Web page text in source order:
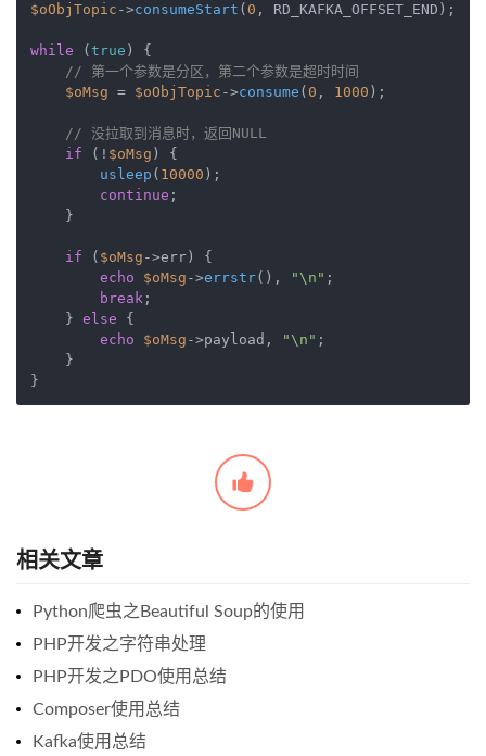
$oObjTopic ->consumeStart ( 0 , RD_KAFKA_OFFSET_END);
while ( true ) {
// 第一个参数是分区，第二个参数是超时时间
$oMsg = $oObjTopic ->consume ( 0 , 1000 );
// 没拉取到消息时，返回NULL
if (! $oMsg ) {
usleep ( 10000 );
continue ;
    }
if ( $oMsg ->err) {
echo
$oMsg ->errstr(), "\n" ;
break ;
    }
else {
echo
$oMsg ->payload, "\n" ;
    }
相关文章
Python爬虫之Beautiful Soup的使用
PHP开发之字符串处理
PHP开发之PDO使用总结
Composer使用总结
Kafka使用总结